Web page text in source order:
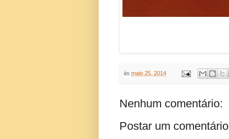
às maio 25, 2014
Nenhum comentário:
Postar um comentário